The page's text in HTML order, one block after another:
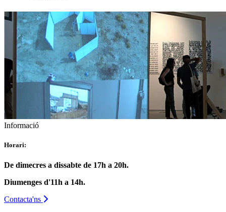
Informació
Horari:
De dimecres a dissabte de 17h a 20h.
Diumenges d'11h a 14h.
Contacta'ns